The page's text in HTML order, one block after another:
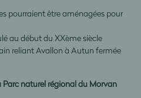
pourraient être aménagées pour
au début du XXème siècle
reliant Avallon à Autun fermée
Parc naturel régional du Morvan